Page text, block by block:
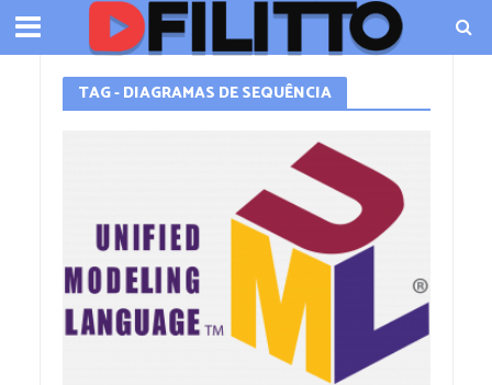
TAG - DIAGRAMAS DE SEQUÊNCIA